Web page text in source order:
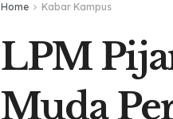
Home Kabar Kampus
LPM
Muda